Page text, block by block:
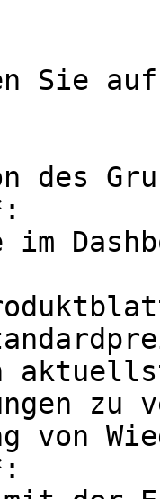
Sie
zu
von